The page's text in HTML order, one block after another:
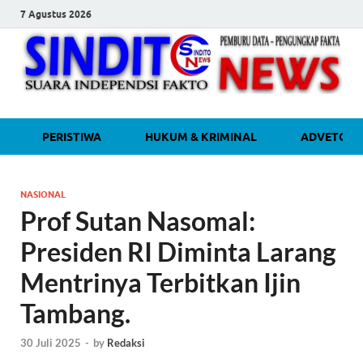
7 Agustus 2026
Media Independen Faktual dan
Terpercaya
PERISTIWA HUKUM & KRIMINAL
NASIONAL
Prof Sutan Nasomal:
Presiden RI Diminta Larang
Mentrinya Terbitkan Ijin
Tambang.
30 Juli 2025 - by Redaksi